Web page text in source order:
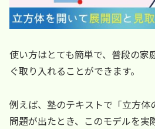
使い方はとても簡単で、普段の家
ぐ取り入れることができます。
例えば、塾のテキストで「立方体
問題が出たとき、このモデルを実